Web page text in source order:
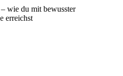
wie du mit bewusster
erreichst